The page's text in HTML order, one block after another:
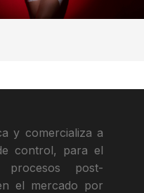
y comercializa a
control, para el
procesos post-
el mercado por